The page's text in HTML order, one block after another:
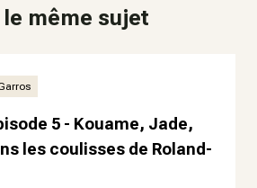
le même sujet
5 - Kouame, Jade,
les coulisses de Roland-